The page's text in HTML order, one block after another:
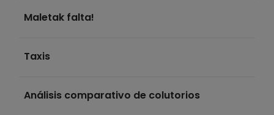
Maletak falta!
Taxis
Análisis comparativo de colutorios